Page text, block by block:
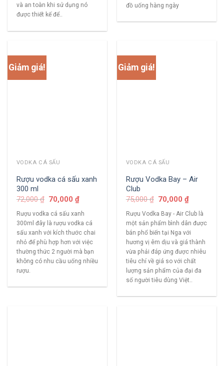
và an toàn khi sử dụng nó
được thiết kế để..
đồ uống hàng ngày
Giảm giá!
VODKA CÁ SẤU
Rượu vodka cá sấu xanh
300 ml
72,000₫ 70,000₫
Rượu vodka cá sấu xanh
300ml đây là rượu vodka cá
sấu xanh với kích thước chai
nhỏ để phù hợp hơn với việc
thường thức 2 người mà bạn
không có nhu cầu uống nhiều
rượu.
Giảm giá!
VODKA CÁ SẤU
Rượu Vodka Bay – Air
Club
75,000₫ 70,000₫
Rượu Vodka Bay - Air Club là
một sản phẩm bình dân được
bán phổ biến tại Nga với
hương vị êm dịu và giá thành
vừa phải đáp ứng được nhiêu
tiêu chí về giá so với chất
lượng sản phẩm của đại đa
số người tiêu dùng Việt..